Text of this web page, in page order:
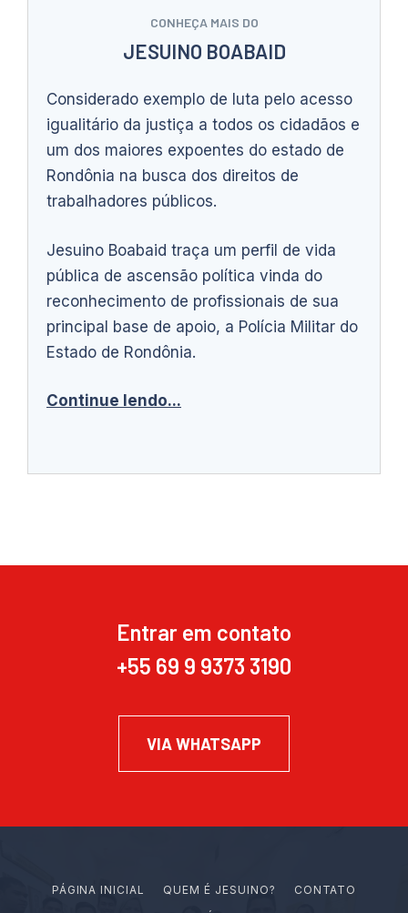
CONHEÇA MAIS DO
JESUINO BOABAID
Considerado exemplo de luta pelo acesso
igualitário da justiça a todos os cidadãos e
um dos maiores expoentes do estado de
Rondônia na busca dos direitos de
trabalhadores públicos.
Jesuino Boabaid traça um perfil de vida
pública de ascensão política vinda do
reconhecimento de profissionais de sua
principal base de apoio, a Polícia Militar do
Estado de Rondônia.
Continue lendo...
Entrar em contato
+55 69 9 9373 3190
VIA WHATSAPP
PÁGINA INICIAL Q U EM É J ES U I N O?
CONTATO